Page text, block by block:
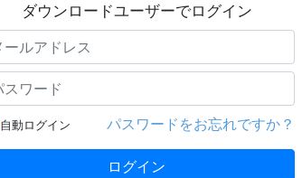
ダウンロードユーザーでログイン
自動ログイン パスワードをお忘れですか？
ログイン